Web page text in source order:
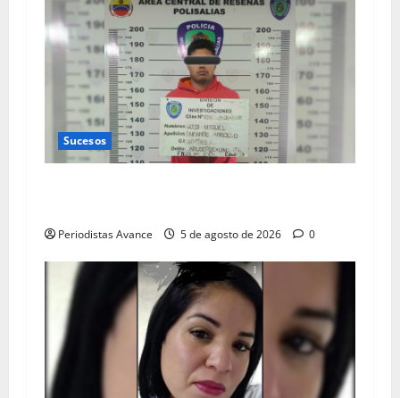
Sucesos
Periodistas Avance 5 de agosto de 2026 0